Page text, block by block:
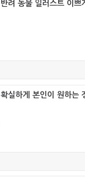
반려 동물 일러스트 이쁘
확실하게 본인이 원하는